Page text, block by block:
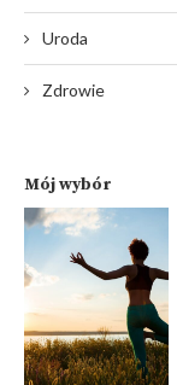
Uroda
Zdrowie
Mój wybór